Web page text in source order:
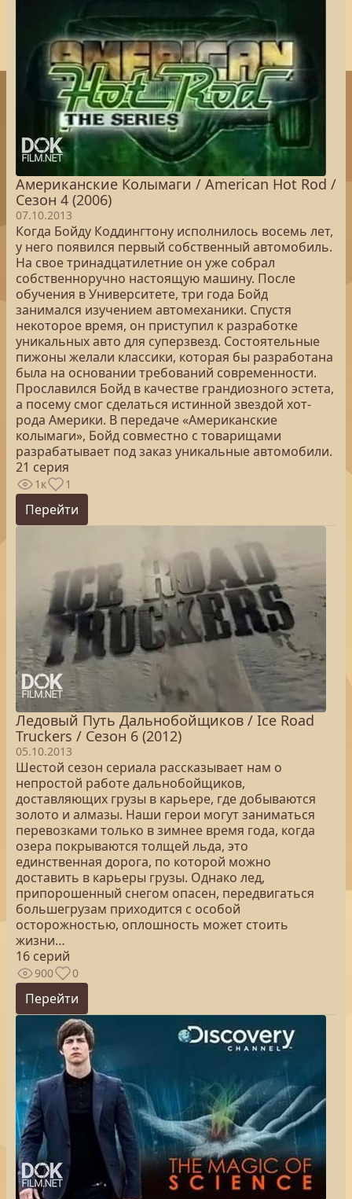
Американские Колымаги / American Hot Rod /
Сезон 4 (2006)
07.10.2013
Когда Бойду Коддингтону исполнилось восемь лет,
у него появился первый собственный автомобиль.
На свое тринадцатилетние он уже собрал
собственноручно настоящую машину. После
обучения в Университете, три года Бойд
занимался изучением автомеханики. Спустя
некоторое время, он приступил к разработке
уникальных авто для суперзвезд. Состоятельные
пижоны желали классики, которая бы разработана
была на основании требований современности.
Прославился Бойд в качестве грандиозного эстета,
а посему смог сделаться истинной звездой хот-
рода Америки. В передаче «Американские
колымаги», Бойд совместно с товарищами
разрабатывает под заказ уникальные автомобили.
21 серия
1к 1
Перейти
Ледовый Путь Дальнобойщиков / Ice Road
Truckers / Сезон 6 (2012)
05.10.2013
Шестой сезон сериала рассказывает нам о
непростой работе дальнобойщиков,
доставляющих грузы в карьере, где добываются
золото и алмазы. Наши герои могут заниматься
перевозками только в зимнее время года, когда
озера покрываются толщей льда, это
единственная дорога, по которой можно
доставить в карьеры грузы. Однако лед,
припорошенный снегом опасен, передвигаться
большегрузам приходится с особой
осторожностью, оплошность может стоить
жизни…
16 серий
900 0
Перейти